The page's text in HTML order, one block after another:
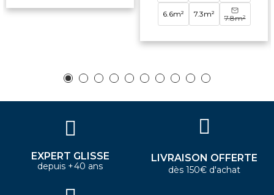
6.6m² 7.3m² 7.8m²
EXPERT GLISSE
depuis +40 ans
LIVRAISON OFFERTE
dès 150€ d'achat